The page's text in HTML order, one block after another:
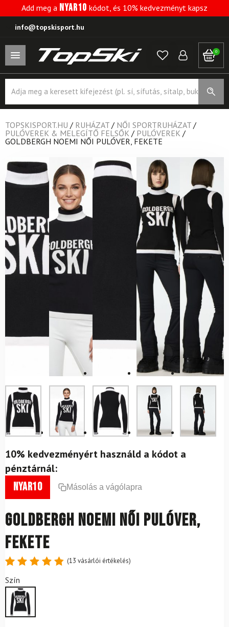
Add meg a NYAR10 kódot, és 10% kedvezményt kapsz
info@topskisport.hu
0
search
TOPSKISPORT.HU / RUHÁZAT / NŐI SPORTRUHÁZAT /
PULÓVEREK & MELEGÍTŐ FELSŐK / PULÓVEREK /
GOLDBERGH NOEMI NŐI PULÓVER, FEKETE
10% kedvezményért használd a kódot a
pénztárnál:
nyar10 Másolás a vágólapra
GOLDBERGH Noemi női pulóver,
fekete
4.85
5-ből,
értékelés
alapján
(13 vásárlói értékelés)
Szín